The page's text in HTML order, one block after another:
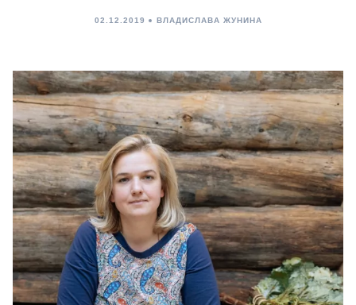
02.12.2019 ВЛАДИСЛАВА ЖУНИНА